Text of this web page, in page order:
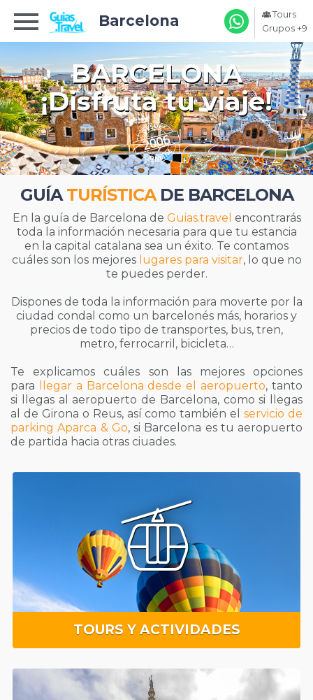
Barcelona
Tours
Grupos +9
BARCELONA
¡Disfruta tu viaje!
GUÍATURÍSTICADE BARCELONA
En la guía de Barcelona de Guias.travel encontrarás
toda la información necesaria para que tu estancia
en la capital catalana sea un éxito. Te contamos
cuáles son los mejores lugares para visitar, lo que no
te puedes perder.
Dispones de toda la información para moverte por la
ciudad condal como un barcelonés más, horarios y
precios de todo tipo de transportes, bus, tren,
metro, ferrocarril, bicicleta…
Te explicamos cuáles son las mejores opciones
para
llegar a Barcelona desde el aeropuerto, tanto
si llegas al aeropuerto de Barcelona, como si llegas
al de Girona o Reus, así como también elservicio de
parking Aparca & Go, si Barcelona es tu aeropuerto
de partida hacia otras ciuades.
TOURS Y ACTIVIDADES